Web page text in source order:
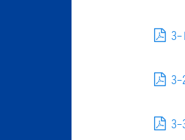
3-
3-
3-